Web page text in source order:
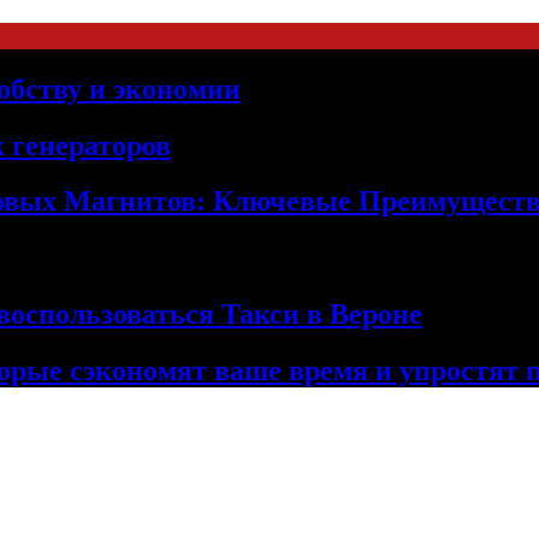
и экономии
Магнитов: Ключевые
Такси в Вероне
сэкономят ваше время и упростят